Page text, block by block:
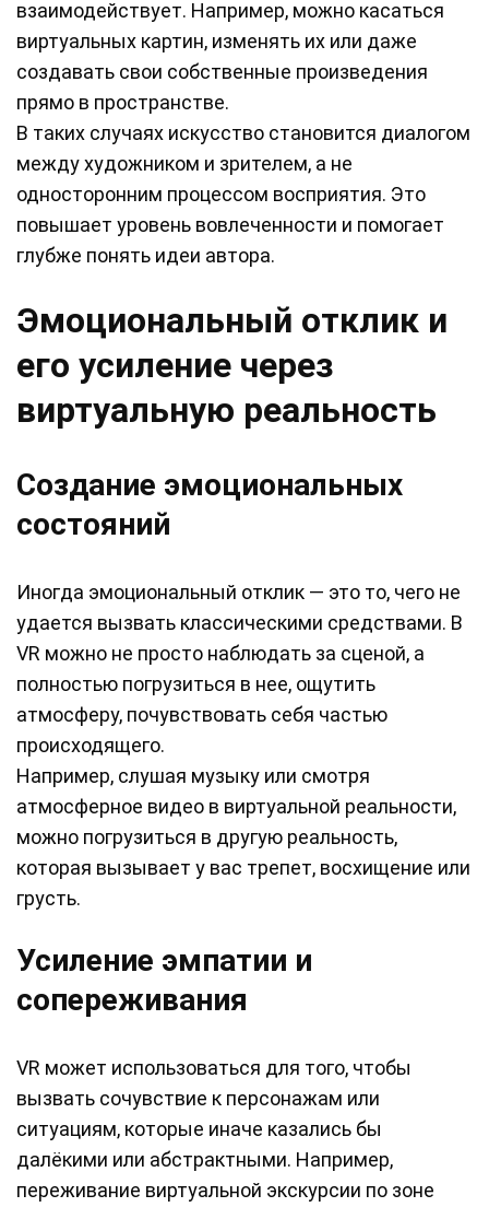
взаимодействует. Например, можно касаться
виртуальных картин, изменять их или даже
создавать свои собственные произведения
прямо в пространстве.
В таких случаях искусство становится диалогом
между художником и зрителем, а не
односторонним процессом восприятия. Это
повышает уровень вовлеченности и помогает
глубже понять идеи автора.
Эмоциональный отклик и
его усиление через
виртуальную реальность
Создание эмоциональных
состояний
Иногда эмоциональный отклик — это то, чего не
удается вызвать классическими средствами. В
VR можно не просто наблюдать за сценой, а
полностью погрузиться в нее, ощутить
атмосферу, почувствовать себя частью
происходящего.
Например, слушая музыку или смотря
атмосферное видео в виртуальной реальности,
можно погрузиться в другую реальность,
которая вызывает у вас трепет, восхищение или
грусть.
Усиление эмпатии и
сопереживания
VR может использоваться для того, чтобы
вызвать сочувствие к персонажам или
ситуациям, которые иначе казались бы
далёкими или абстрактными. Например,
переживание виртуальной экскурсии по зоне